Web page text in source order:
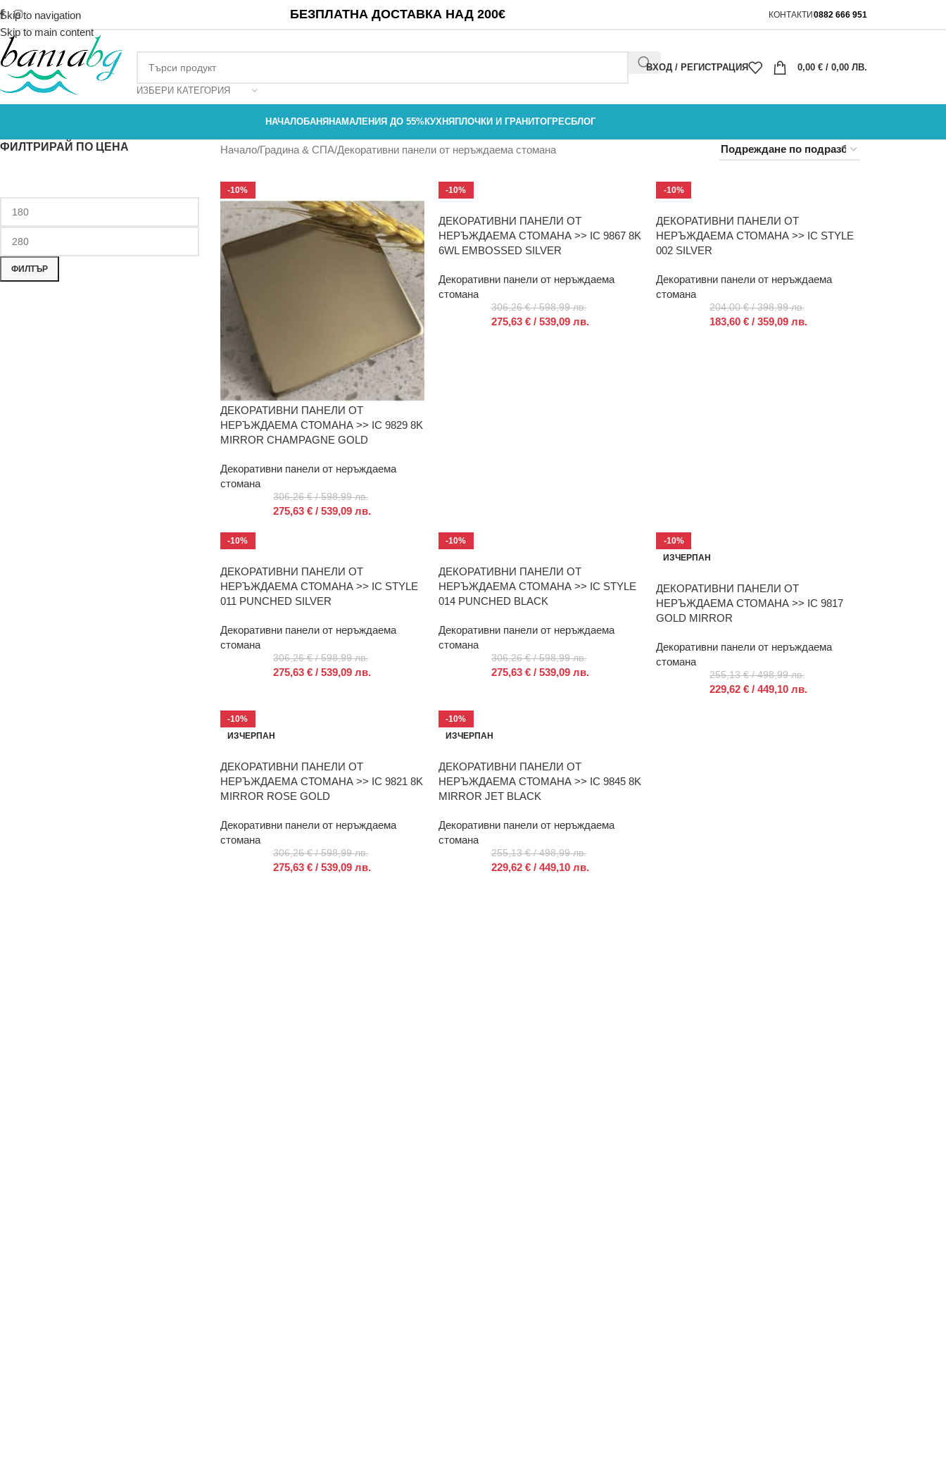
Skip to navigation
Skip to main content
БЕЗПЛАТНА ДОСТАВКА НАД 200€ КОНТАКТИ0882 666 951
ИЗБЕРИ КАТЕГОРИЯ
ВХОД / РЕГИСТРАЦИЯ 0,00 € / 0,00 ЛВ.
НАЧАЛОБАНЯ НАМАЛЕНИЯ ДО 55%КУХНЯ ПЛОЧКИ И ГРАНИТОГРЕСБЛОГ
ФИЛТРИРАЙ ПО ЦЕНА
ФИЛТЪР
Начало Градина & СПА Декоративни панели от неръждаема стомана
-10%
ДЕКОРАТИВНИ ПАНЕЛИ ОТ
НЕРЪЖДАЕМА СТОМАНА >> IC 9829 8K
MIRROR CHAMPAGNE GOLD
Декоративни панели от неръждаема
стомана
306,26€/ 598,99 лв.
275,63€ / 539,09 лв.
-10%
ДЕКОРАТИВНИ ПАНЕЛИ ОТ
НЕРЪЖДАЕМА СТОМАНА >> IC 9867 8K
6WL EMBOSSED SILVER
Декоративни панели от неръждаема
стомана
306,26€/ 598,99 лв.
275,63 €/ 539,09 лв.
-10%
ДЕКОРАТИВНИ ПАНЕЛИ ОТ
НЕРЪЖДАЕМА СТОМАНА >> IC STYLE
002 SILVER
Декоративни панели от неръждаема
стомана
204,00€/ 398,99 лв.
183,60 €/ 359,09 лв.
-10%
ДЕКОРАТИВНИ ПАНЕЛИ ОТ
НЕРЪЖДАЕМА СТОМАНА >> IC STYLE
011 PUNCHED SILVER
Декоративни панели от неръждаема
стомана
306,26€/ 598,99 лв.
275,63€ / 539,09 лв.
-10%
ДЕКОРАТИВНИ ПАНЕЛИ ОТ
НЕРЪЖДАЕМА СТОМАНА >> IC STYLE
014 PUNCHED BLACK
Декоративни панели от неръждаема
стомана
306,26€/ 598,99 лв.
275,63 €/ 539,09 лв.
-10%
ИЗЧЕРПАН
ДЕКОРАТИВНИ ПАНЕЛИ ОТ
НЕРЪЖДАЕМА СТОМАНА >> IC 9817
GOLD MIRROR
Декоративни панели от неръждаема
стомана
255,13€/ 498,99 лв.
229,62 €/ 449,10 лв.
-10%
ИЗЧЕРПАН
ДЕКОРАТИВНИ ПАНЕЛИ ОТ
НЕРЪЖДАЕМА СТОМАНА >> IC 9821 8K
MIRROR ROSE GOLD
Декоративни панели от неръждаема
стомана
306,26€/ 598,99 лв.
275,63€ / 539,09 лв.
-10%
ИЗЧЕРПАН
ДЕКОРАТИВНИ ПАНЕЛИ ОТ
НЕРЪЖДАЕМА СТОМАНА >> IC 9845 8K
MIRROR JET BLACK
Декоративни панели от неръждаема
стомана
255,13€/ 498,99 лв.
229,62 €/ 449,10 лв.